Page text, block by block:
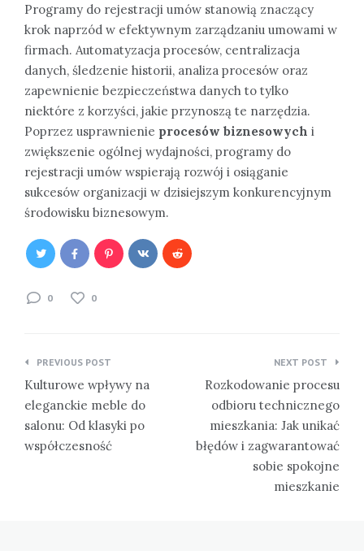
Programy do rejestracji umów stanowią znaczący
krok naprzód w efektywnym zarządzaniu umowami w
firmach. Automatyzacja procesów, centralizacja
danych, śledzenie historii, analiza procesów oraz
zapewnienie bezpieczeństwa danych to tylko
niektóre z korzyści, jakie przynoszą te narzędzia.
Poprzez usprawnienie procesów biznesowych i
zwiększenie ogólnej wydajności, programy do
rejestracji umów wspierają rozwój i osiąganie
sukcesów organizacji w dzisiejszym konkurencyjnym
środowisku biznesowym.
0 0
Nawigacja
wpisu
PREVIOUS POST
Kulturowe wpływy na
eleganckie meble do
salonu: Od klasyki po
współczesność
NEXT POST
Rozkodowanie procesu
odbioru technicznego
mieszkania: Jak unikać
błędów i zagwarantować
sobie spokojne
mieszkanie